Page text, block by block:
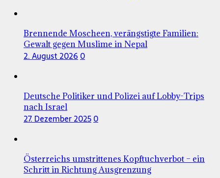
Brennende Moscheen, verängstigte Familien:
Gewalt gegen Muslime in Nepal
2. August 2026 0
Deutsche Politiker und Polizei auf Lobby-Trips
nach Israel
27. Dezember 20250
Österreichs umstrittenes Kopftuchverbot – ein
Schritt in Richtung Ausgrenzung